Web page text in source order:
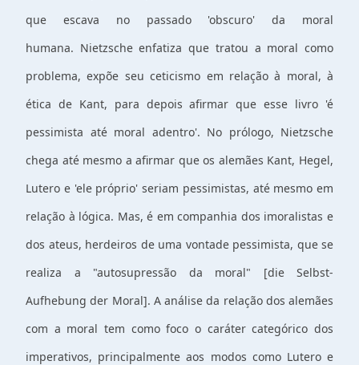
que escava no passado 'obscuro' da moral
humana. Nietzsche enfatiza que tratou a moral como
problema, expõe seu ceticismo em relação à moral, à
ética de Kant, para depois afirmar que esse livro 'é
pessimista até moral adentro'. No prólogo, Nietzsche
chega até mesmo a afirmar que os alemães Kant, Hegel,
Lutero e 'ele próprio' seriam pessimistas, até mesmo em
relação à lógica. Mas, é em companhia dos imoralistas e
dos ateus, herdeiros de uma vontade pessimista, que se
realiza a "autosupressão da moral" [die Selbst-
Aufhebung der Moral]. A análise da relação dos alemães
com a moral tem como foco o caráter categórico dos
imperativos, principalmente aos modos como Lutero e